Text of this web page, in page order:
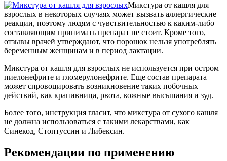
Микстура от кашля для
взрослых в некоторых случаях может вызвать аллергические
реакции, поэтому людям с чувствительностью к каким-либо
составляющим принимать препарат не стоит. Кроме того,
отзывы врачей утверждают, что порошок нельзя употреблять
беременным женщинам и в период лактации.
Микстура от кашля для взрослых не используется при остром
пиелонефрите и гломерулонефрите. Еще состав препарата
может спровоцировать возникновение таких побочных
действий, как крапивница, рвота, кожные высыпания и зуд.
Более того, инструкция гласит, что микстура от сухого кашля
не должна использоваться с такими лекарствами, как
Синекод, Стоптуссин и Либексин.
Рекомендации по применению